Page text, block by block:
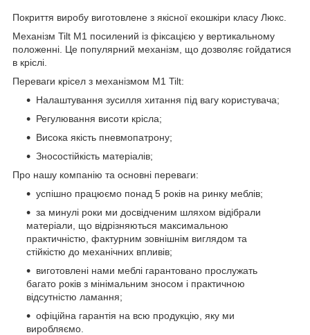
Покриття виробу виготовлене з якісної екошкіри класу Люкс.
Механізм Tilt М1 посилений із фіксацією у вертикальному
положенні. Це популярний механізм, що дозволяє гойдатися
в кріслі.
Переваги крісел з механізмом M1 Tilt:
Налаштування зусилля хитання під вагу користувача;
Регулювання висоти крісла;
Висока якість пневмопатрону;
Зносостійкість матеріалів;
Про нашу компанію та основні переваги:
успішно працюємо понад 5 років на ринку меблів;
за минулі роки ми досвідченим шляхом відібрали
матеріали, що відрізняються максимальною
практичністю, фактурним зовнішнім виглядом та
стійкістю до механічних впливів;
виготовлені нами меблі гарантовано прослужать
багато років з мінімальним зносом і практичною
відсутністю ламання;
офіційна гарантія на всю продукцію, яку ми
виробляємо.